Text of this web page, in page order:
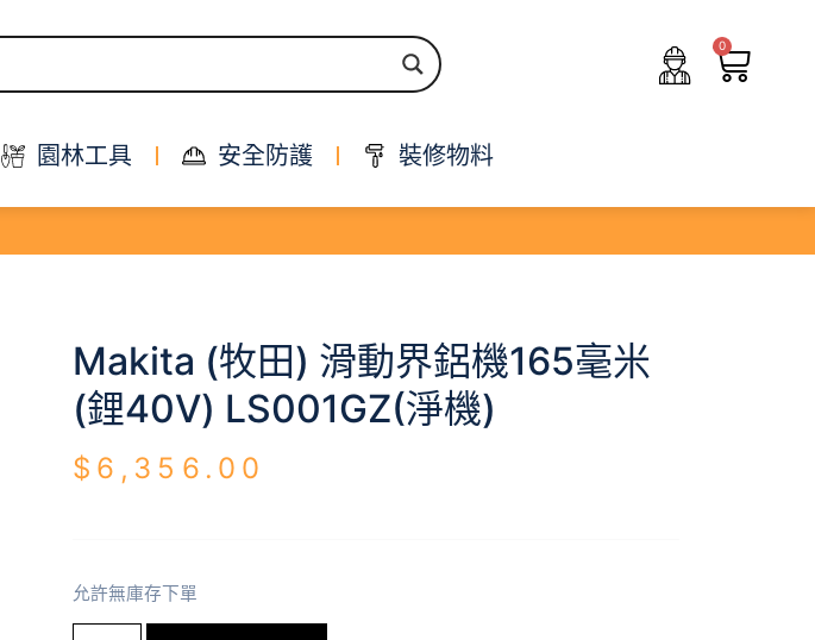
0
園林工具 安全防護 裝修物料
Makita (牧田) 滑動界鋁機165毫米
(鋰40V) LS001GZ(淨機)
$ 6,356.00
允許無庫存下單